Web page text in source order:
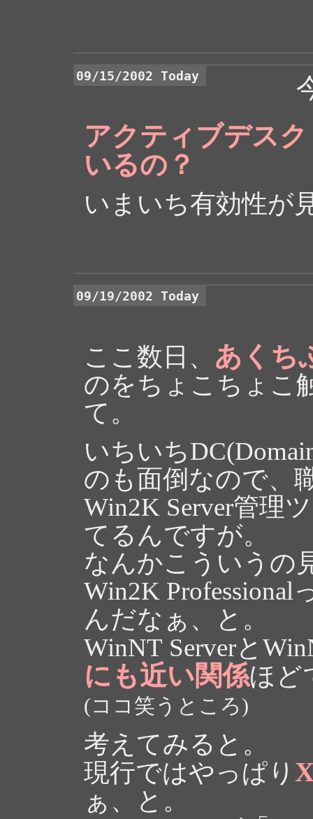
09/15/2002 Today
アクティブデス
いるの？
いまいち有効性が
09/19/2002 Today
ここ数日、 あくち
のをちょこちょこ
て。
いちいち
のも面倒なので、
Win2K Server管理
てるんですが。
なんかこういうの
Win2K
んだなぁ、と。
WinNT Serverと
にも近い関係ほど
(ココ笑うところ)
考えてみると。
現行ではやっぱり
ぁ、と。